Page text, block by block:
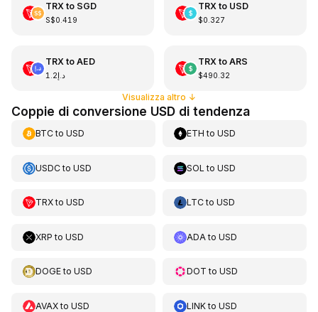
TRXto SGD
S$0.419
TRXto USD
$0.327
TRXto AED
د.إ1.2
TRXto ARS
$490.32
Visualizza altro ↓
Coppie di conversione USD di tendenza
BTCto USD ETH toUSD
USDCto USD SOL toUSD
TRXto USD LTCtoUSD
XRP to USD ADA toUSD
DOGEto USD DOT toUSD
AVAXto USD LINKtoUSD